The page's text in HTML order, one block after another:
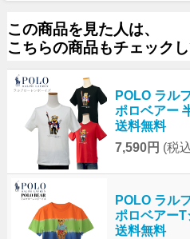
この商品を見た人は、
こちらの商品もチェック
POLO ラル
ポロベアー
送料無料
7,590円 (税
POLO ラル
ポロベアーT
送料無料